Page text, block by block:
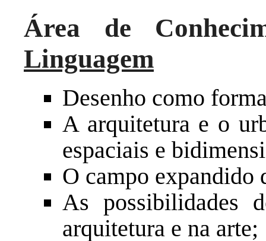
Área de
Linguagem
Desenho como
A arquitetura e o
espaciais e
O campo expandido
As possibilidades
arquitetura e na arte;